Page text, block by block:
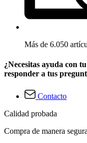
Más de 6.050
¿Necesitas ayuda con
responder a tus
Contacto
Calidad probada
Compra de manera segura